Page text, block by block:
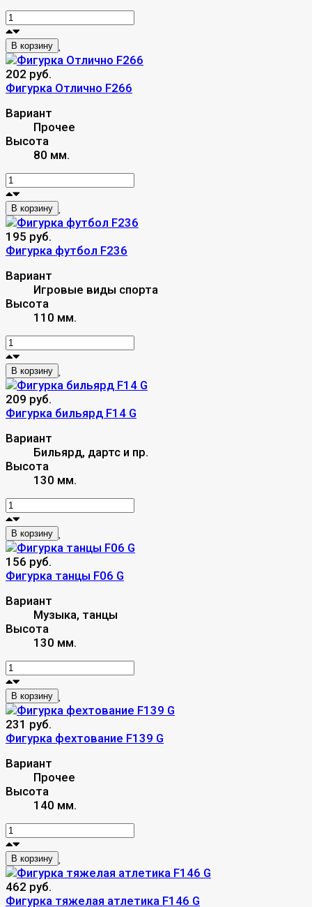
В корзину
202 руб.
Фигурка Отлично F266
Вариант
Прочее
Высота
80 мм.
В корзину
195 руб.
Фигурка футбол F236
Вариант
Игровые виды спорта
Высота
110 мм.
В корзину
209 руб.
Фигурка бильярд F14 G
Вариант
Бильярд, дартс и пр.
Высота
130 мм.
В корзину
156 руб.
Фигурка танцы F06 G
Вариант
Музыка, танцы
Высота
130 мм.
В корзину
231 руб.
Фигурка фехтование F139 G
Вариант
Прочее
Высота
140 мм.
В корзину
462 руб.
Фигурка тяжелая атлетика F146 G